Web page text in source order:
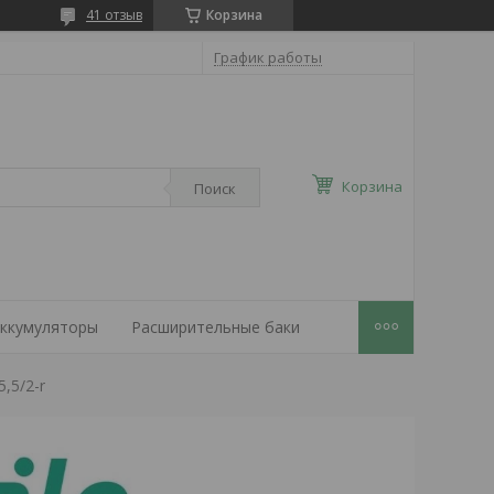
Корзина
41 отзыв
График работы
Поиск Корзина
Расширительные баки
2-r